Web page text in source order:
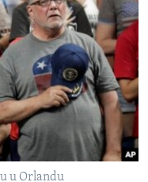
u Orlandu